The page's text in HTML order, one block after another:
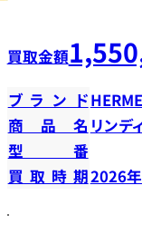
買取金額
ブランド
商品名 リンデ
型番
買取時期2026